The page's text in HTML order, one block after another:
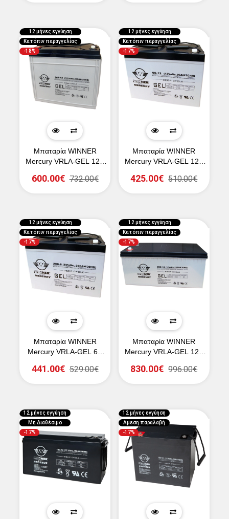
12 μήνες εγγύηση
Κατόπιν παραγγελίας
-18%
Μπαταρία WINNER
Mercury VRLA-GEL 12V
600.00€ 732.00€
12 μήνες εγγύηση
Κατόπιν παραγγελίας
-17%
Μπαταρία WINNER
Mercury VRLA-GEL 12V
425.00€ 510.00€
12 μήνες εγγύηση
Κατόπιν παραγγελίας
-17%
Μπαταρία WINNER
Mercury VRLA-GEL 6V
441.00€ 529.00€
12 μήνες εγγύηση
Κατόπιν παραγγελίας
-17%
Μπαταρία WINNER
Mercury VRLA-GEL 12V
830.00€ 996.00€
12 μήνες εγγύηση
Μη Διαθέσιμο
-17%
12 μήνες εγγύηση
Αμεση παραλαβή
-17%